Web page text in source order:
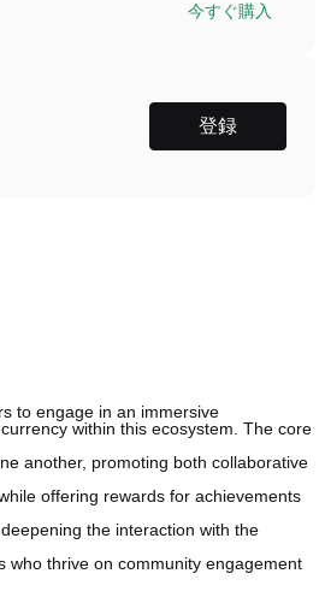
今すぐ購入
登録
to engage in an immersive
within this ecosystem. The core
another, promoting both collaborative
offering rewards for achievements
the interaction with the
who thrive on community engagement